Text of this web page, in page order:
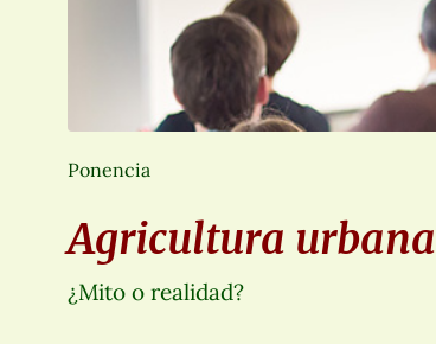
Ponencia
Agricultura urbana
¿Mito o realidad?